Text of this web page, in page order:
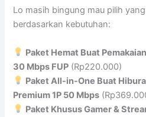
Lo masih bingung mau pilih
berdasarkan kebutuhan:
Paket Hemat Buat
30 Mbps FUP (Rp220.000)
Paket All-in-One Buat
Premium 1P 50 Mbps
Paket Khusus Gamer &